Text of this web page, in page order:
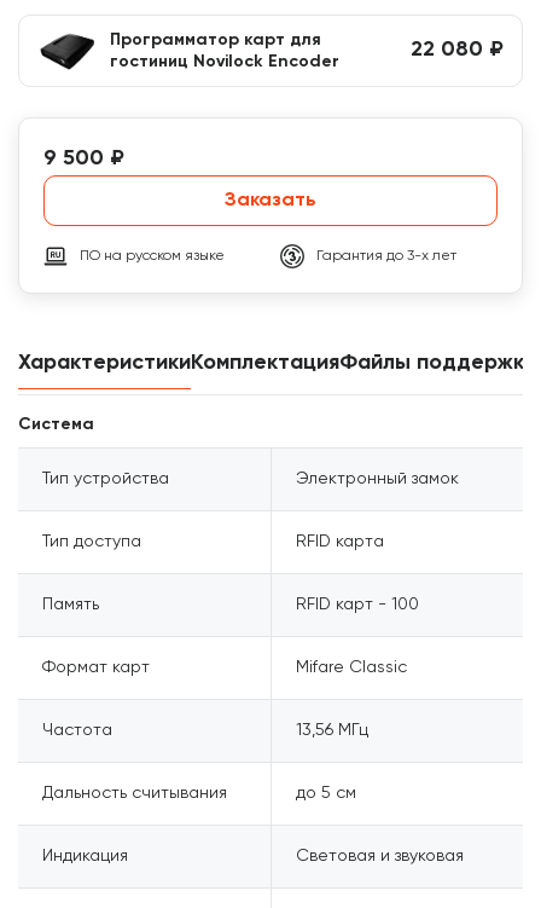
Программатор карт для
гостиниц Novilock Encoder
22 080 ₽
9 500 ₽
Заказать
ПО на русском языке Гарантия до 3-х лет
ХарактеристикиКомплектацияФайлы поддержки
Система
Тип устройства Электронный замок
Тип доступа RFID карта
Память RFID карт - 100
Формат карт Mifare Classic
Частота 13,56 МГц
Дальность считывания до 5 см
Индикация Световая и звуковая